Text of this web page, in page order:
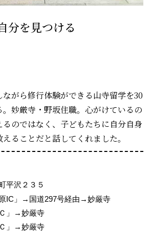
分を見つける
ながら修行体験ができる山寺留学を30
妙厳寺・野坂住職。心がけているの
のではなく、子どもたちに自分自身
ることだと話してくれました。
平沢２３５
IC」→国道297号経由→妙厳寺
」→妙厳寺
」→妙厳寺